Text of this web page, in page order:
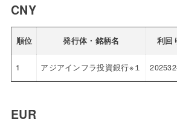
CNY
順位 発行体・銘柄名 利回
1 アジアインフラ投資銀行※１
EUR